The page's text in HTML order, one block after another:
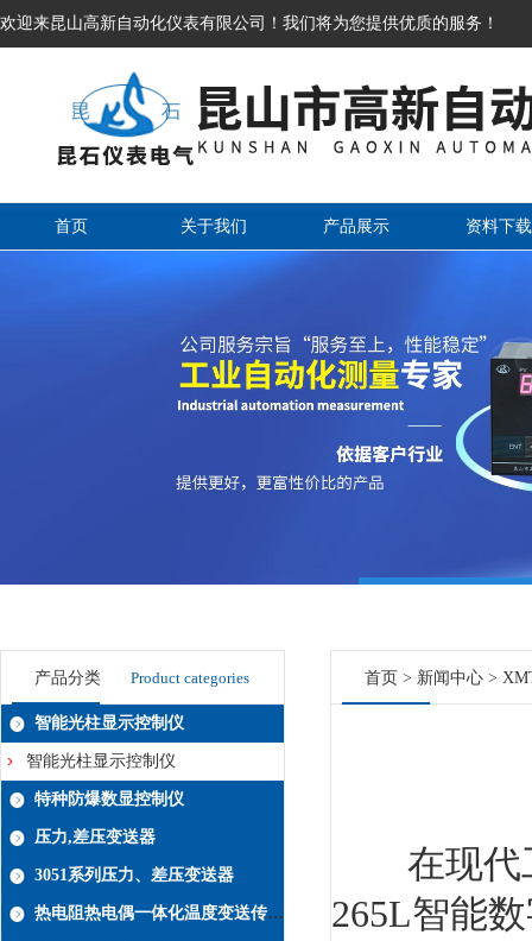
欢迎来昆山高新自动化仪表有限公司！我们将为您提供优质的服务！
首页 关于我们 产品展示 资料下载
产品分类 Product categories
智能光柱显示控制仪
智能光柱显示控制仪
特种防爆数显控制仪
压力,差压变送器
3051系列压力、差压变送器
热电阻热电偶一体化温度变送传感器系列
首页 > 新闻中心 >
在现代工
265L智能